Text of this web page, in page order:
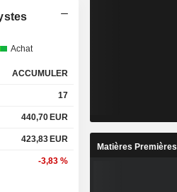
Achat
ACCUMULER
17
440,70 EUR
423,83 EUR
-3,83 %
Matières Premières